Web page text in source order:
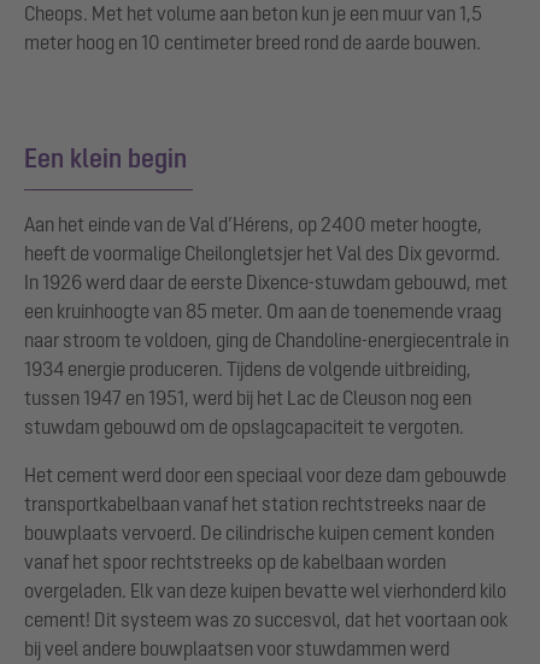
Cheops. Met het volume aan beton kun je een muur van 1,5
meter hoog en 10 centimeter breed rond de aarde bouwen.
Een klein begin
Aan het einde van de Val d’Hérens, op 2400 meter hoogte,
heeft de voormalige Cheilongletsjer het Val des Dix gevormd.
In 1926 werd daar de eerste Dixence-stuwdam gebouwd, met
een kruinhoogte van 85 meter. Om aan de toenemende vraag
naar stroom te voldoen, ging de Chandoline-energiecentrale in
1934 energie produceren. Tijdens de volgende uitbreiding,
tussen 1947 en 1951, werd bij het Lac de Cleuson nog een
stuwdam gebouwd om de opslagcapaciteit te vergoten.
Het cement werd door een speciaal voor deze dam gebouwde
transportkabelbaan vanaf het station rechtstreeks naar de
bouwplaats vervoerd. De cilindrische kuipen cement konden
vanaf het spoor rechtstreeks op de kabelbaan worden
overgeladen. Elk van deze kuipen bevatte wel vierhonderd kilo
cement! Dit systeem was zo succesvol, dat het voortaan ook
bij veel andere bouwplaatsen voor stuwdammen werd